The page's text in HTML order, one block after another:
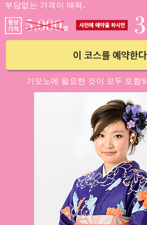
부담없는 가격이 매력.
기모노에 필요한 것이 모두 포함